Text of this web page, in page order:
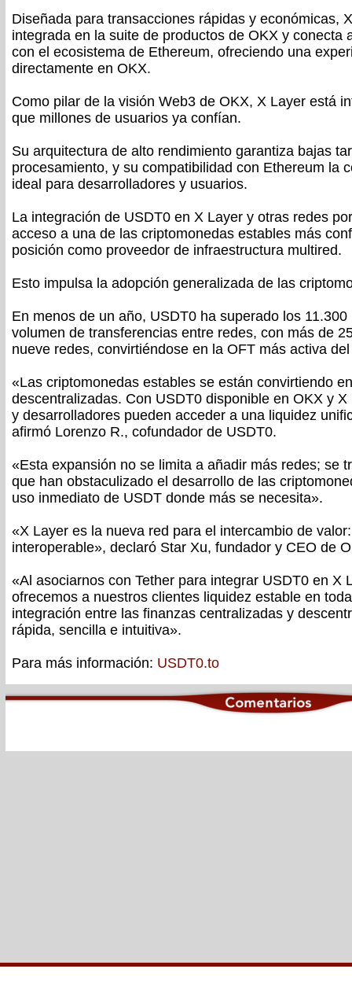
Diseñada para transacciones rápidas y económicas,
integrada en la suite de productos de OKX y conecta
con el ecosistema de Ethereum, ofreciendo una
directamente en OKX.
Como pilar de la visión Web3 de OKX, X Layer está
que millones de usuarios ya confían.
Su arquitectura de alto rendimiento garantiza bajas
procesamiento, y su compatibilidad con Ethereum la
ideal para desarrolladores y usuarios.
La integración de USDT0 en X Layer y otras redes
acceso a una de las criptomonedas estables más
posición como proveedor de infraestructura multired.
Esto impulsa la adopción generalizada de las
En menos de un año, USDT0 ha superado los
volumen de transferencias entre redes, con más de
nueve redes, convirtiéndose en la OFT más activa
«Las criptomonedas estables se están convirtiendo
descentralizadas. Con USDT0 disponible en OKX y
y desarrolladores pueden acceder a una liquidez
afirmó Lorenzo R., cofundador de USDT0.
«Esta expansión no se limita a añadir más redes; se
que han obstaculizado el desarrollo de las
uso inmediato de USDT donde más se necesita».
«X Layer es la nueva red para el intercambio de
interoperable», declaró Star Xu, fundador y CEO de
«Al asociarnos con Tether para integrar USDT0 en X
ofrecemos a nuestros clientes liquidez estable en
integración entre las finanzas centralizadas y
rápida, sencilla e intuitiva».
Para más información: USDT0.to